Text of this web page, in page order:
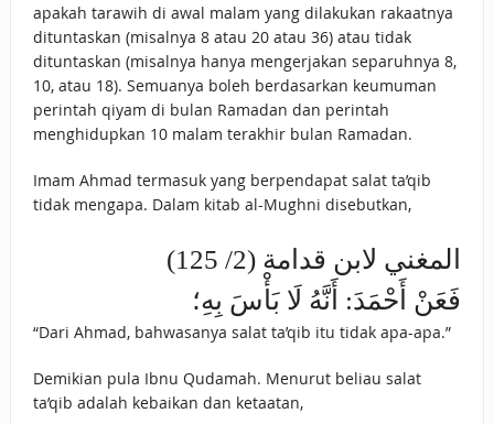
apakah tarawih di awal malam yang dilakukan rakaatnya
dituntaskan (misalnya 8 atau 20 atau 36) atau tidak
dituntaskan (misalnya hanya mengerjakan separuhnya 8,
10, atau 18). Semuanya boleh berdasarkan keumuman
perintah qiyam di bulan Ramadan dan perintah
menghidupkan 10 malam terakhir bulan Ramadan.
Imam Ahmad termasuk yang berpendapat salat ta’qib
tidak mengapa. Dalam kitab al-Mughni disebutkan,
المغني لابن قدامة (2/ 125)
فَعَنْ أَحْمَدَ: أَنَّهُ لَا بَأْسَ بِهِ؛
“Dari Ahmad, bahwasanya salat ta’qib itu tidak apa-apa.”
Demikian pula Ibnu Qudamah. Menurut beliau salat
ta’qib adalah kebaikan dan ketaatan,